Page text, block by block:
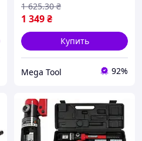
1 349₴
1 625.30 ₴
Купить
Mega Tool 92%